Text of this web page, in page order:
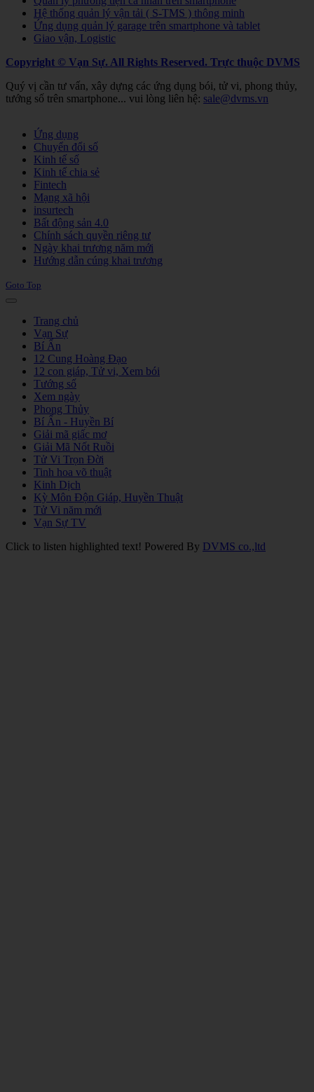
Hệ thống quản lý vận tải ( S-TMS ) thông minh
Ứng dụng quản lý garage trên smartphone và tablet
Giao vận, Logistic
Copyright © Vạn Sự. All Rights Reserved. Trực thuộc DVMS
Quý vị cần tư vấn, xây dựng các ứng dụng bói, tử vi, phong thủy,
tướng số trên smartphone... vui lòng liên hệ: sale@dvms.vn
Ứng dụng
Chuyển đổi số
Kinh tế số
Kinh tế chia sẻ
Fintech
Mạng xã hội
insurtech
Bất động sản 4.0
Chính sách quyền riêng tư
Ngày khai trương năm mới
Hướng dẫn cúng khai trương
Goto Top
Trang chủ
Vạn Sự
Bí Ẩn
12 Cung Hoàng Đạo
12 con giáp, Tử vi, Xem bói
Tướng số
Xem ngày
Phong Thủy
Bí Ẩn - Huyền Bí
Giải mã giấc mơ
Giải Mã Nốt Ruồi
Tử Vi Trọn Đời
Tinh hoa võ thuật
Kinh Dịch
Kỳ Môn Độn Giáp, Huyền Thuật
Tử Vi năm mới
Vạn Sự TV
Click to listen highlighted text! Powered By DVMS co.,ltd